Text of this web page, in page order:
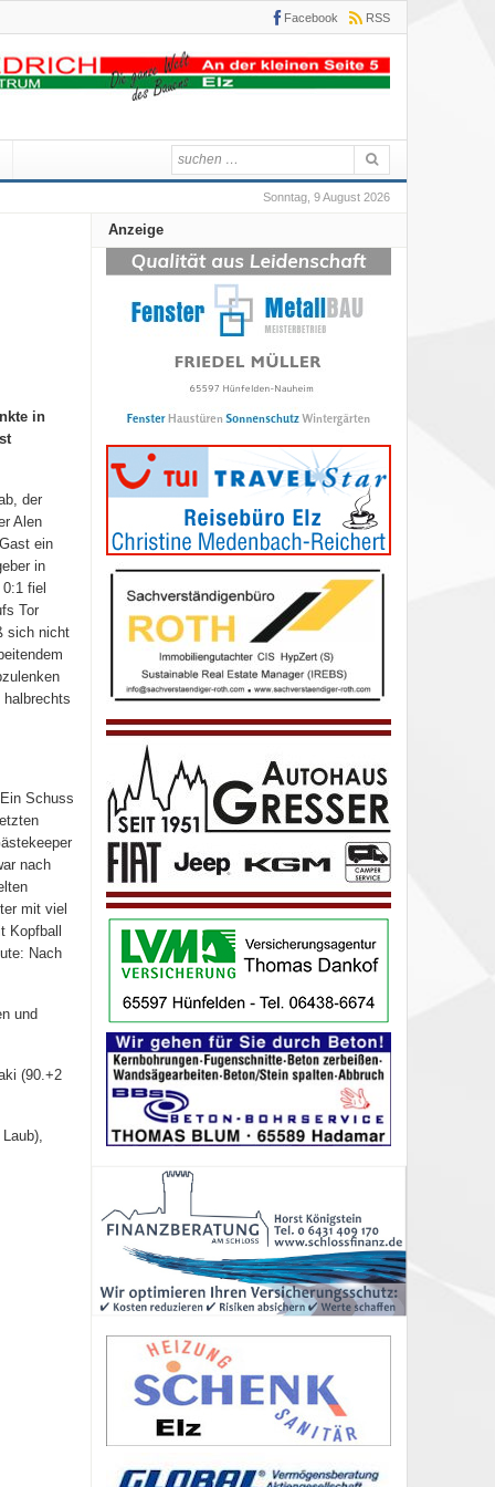
Facebook RSS
Sonntag, 9 August 2026
in
der
Alen
ein
in
fiel
Tor
sich nicht
Schuss
nach
mit viel
Kopfball
Nach
und
(90.+2
Anzeige